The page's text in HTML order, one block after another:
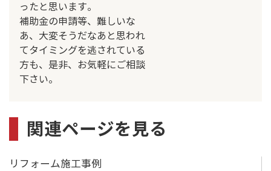
ったと思います。
補助金の申請等、難しいな
あ、大変そうだなあと思われ
てタイミングを逃されている
方も、是非、お気軽にご相談
下さい。
関連ページを見る
リフォーム施工事例